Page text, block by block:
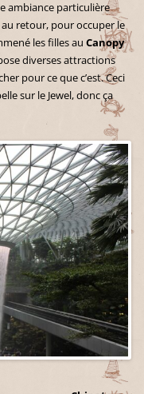
ambiance particulière
retour, pour occuper le
les filles au Canopy
diverses attractions
pour ce que c’est. Ceci
sur le Jewel, donc ça